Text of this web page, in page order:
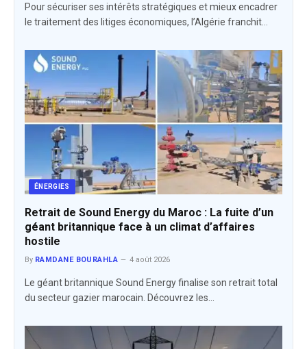
Pour sécuriser ses intérêts stratégiques et mieux encadrer
le traitement des litiges économiques, l’Algérie franchit…
ÉNERGIES
Retrait de Sound Energy du Maroc : La fuite d’un
géant britannique face à un climat d’affaires
hostile
By RAMDANE BOURAHLA 4 août 2026
Le géant britannique Sound Energy finalise son retrait total
du secteur gazier marocain. Découvrez les…